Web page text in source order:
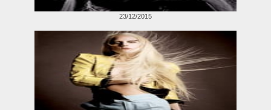
23/12/2015